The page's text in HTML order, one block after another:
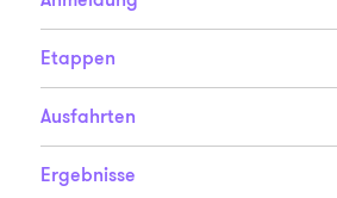
Etappen
Ausfahrten
Ergebnisse